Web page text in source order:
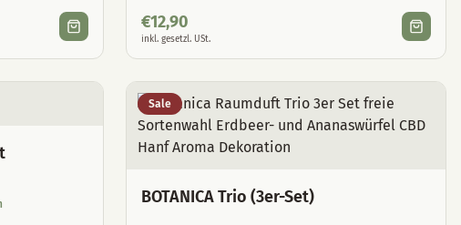
€12,90
inkl. gesetzl. USt.
Sale
BOTANICA Trio (3er-Set)